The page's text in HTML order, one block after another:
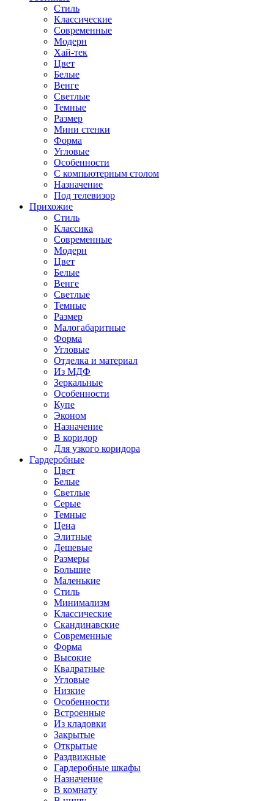
Стиль
Классические
Современные
Модерн
Хай-тек
Цвет
Белые
Венге
Светлые
Темные
Размер
Мини стенки
Форма
Угловые
Особенности
С компьютерным столом
Назначение
Под телевизор
Прихожие
Стиль
Классика
Современные
Модерн
Цвет
Белые
Венге
Светлые
Темные
Размер
Малогабаритные
Форма
Угловые
Отделка и материал
Из МДФ
Зеркальные
Особенности
Купе
Эконом
Назначение
В коридор
Для узкого коридора
Гардеробные
Цвет
Белые
Светлые
Серые
Темные
Цена
Элитные
Дешевые
Размеры
Большие
Маленькие
Стиль
Минимализм
Классические
Скандинавские
Современные
Форма
Высокие
Квадратные
Угловые
Низкие
Особенности
Встроенные
Из кладовки
Закрытые
Открытые
Раздвижные
Гардеробные шкафы
Назначение
В комнату